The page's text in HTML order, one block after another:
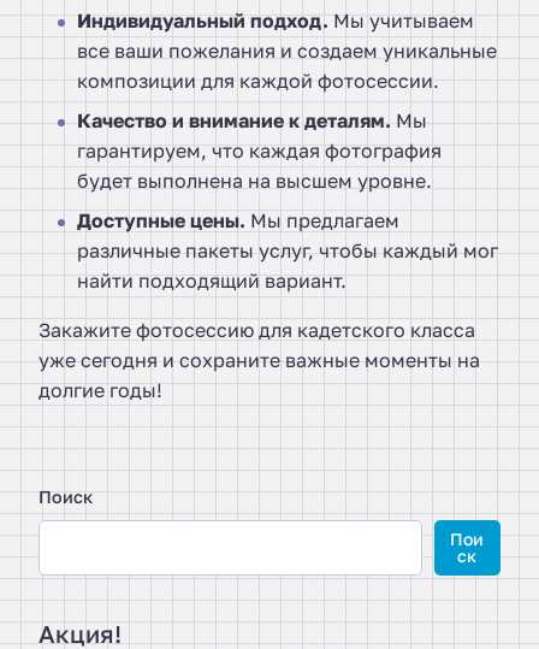
Индивидуальный подход.Мы учитываем
все ваши пожелания и создаем уникальные
композиции для каждой фотосессии.
Качество и внимание к деталям.Мы
гарантируем, что каждая фотография
будет выполнена на высшем уровне.
Доступные цены. Мы предлагаем
различные пакеты услуг, чтобы каждый мог
найти подходящий вариант.
Закажите фотосессию для кадетского класса
уже сегодня и сохраните важные моменты на
долгие годы!
Поиск
Пои
ск
Акция!